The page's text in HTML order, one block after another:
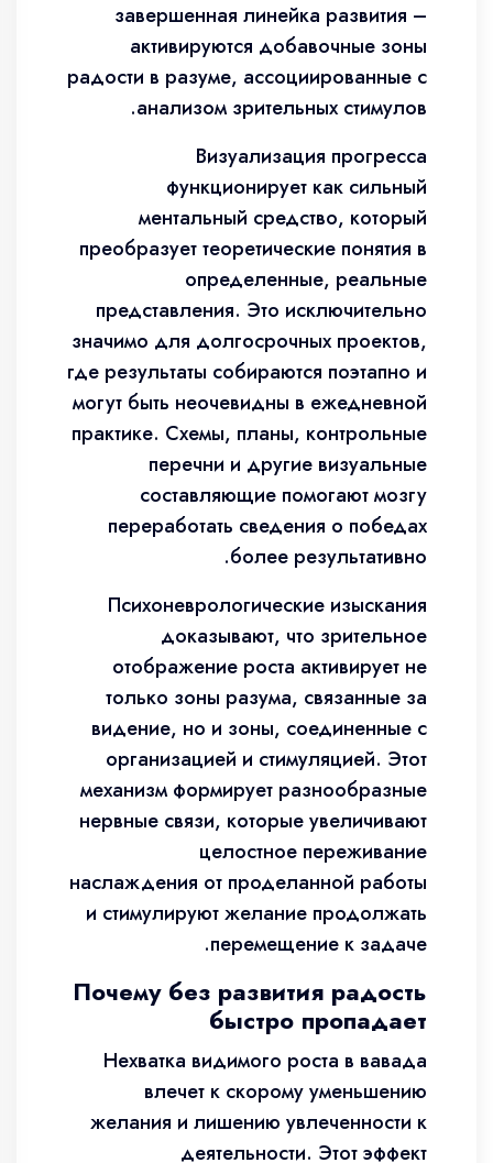
завершенная линейка развития –
активируются добавочные зоны
радости в разуме, ассоциированные с
анализом зрительных стимулов.
Визуализация прогресса
функционирует как сильный
ментальный средство, который
преобразует теоретические понятия в
определенные, реальные
представления. Это исключительно
значимо для долгосрочных проектов,
где результаты собираются поэтапно и
могут быть неочевидны в ежедневной
практике. Схемы, планы, контрольные
перечни и другие визуальные
составляющие помогают мозгу
переработать сведения о победах
более результативно.
Психоневрологические изыскания
доказывают, что зрительное
отображение роста активирует не
только зоны разума, связанные за
видение, но и зоны, соединенные с
организацией и стимуляцией. Этот
механизм формирует разнообразные
нервные связи, которые увеличивают
целостное переживание
наслаждения от проделанной работы
и стимулируют желание продолжать
перемещение к задаче.
Почему без развития радость
быстро пропадает
Нехватка видимого роста в вавада
влечет к скорому уменьшению
желания и лишению увлеченности к
деятельности. Этот эффект